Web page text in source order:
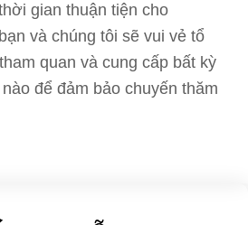
gian thuận tiện cho
và chúng tôi sẽ vui vẻ tổ
quan và cung cấp bất kỳ
để đảm bảo chuyến thăm